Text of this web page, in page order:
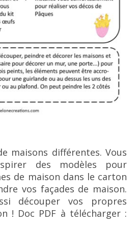
maisons différentes. Vous
des modèles pour
de maison dans le carton
vos façades de maison.
découper vos propres
! Doc PDF à télécharger :